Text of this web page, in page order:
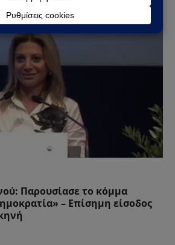
Παρουσίασε το κόμμα
– Επίσημη είσοδος